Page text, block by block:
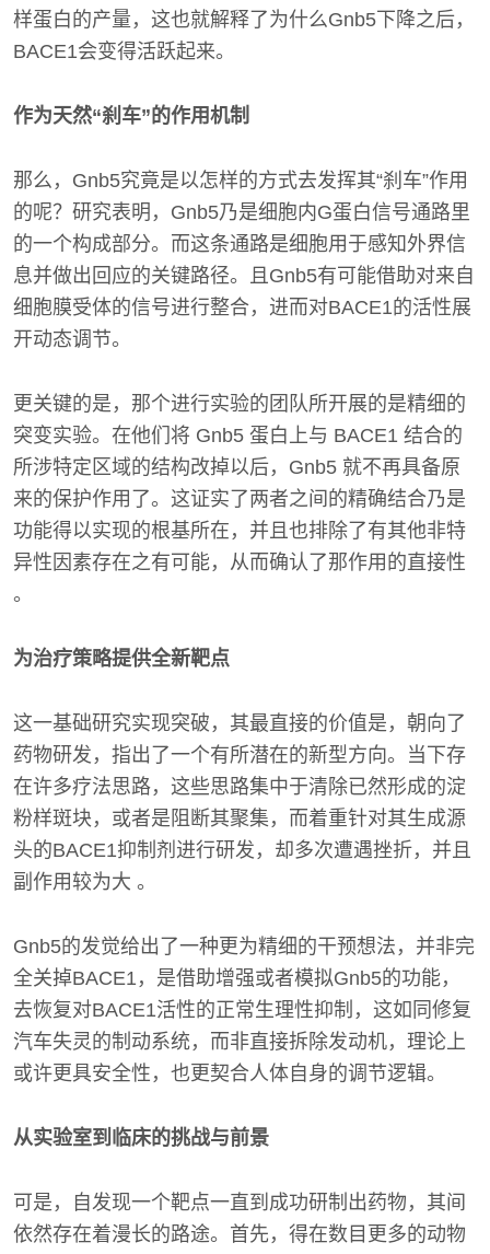
样蛋白的产量，这也就解释了为什么Gnb5下降之后，
BACE1会变得活跃起来。
作为天然“刹车”的作用机制
那么，Gnb5究竟是以怎样的方式去发挥其“刹车”作用
的呢？研究表明，Gnb5乃是细胞内G蛋白信号通路里
的一个构成部分。而这条通路是细胞用于感知外界信
息并做出回应的关键路径。且Gnb5有可能借助对来自
细胞膜受体的信号进行整合，进而对BACE1的活性展
开动态调节。
更关键的是，那个进行实验的团队所开展的是精细的
突变实验。在他们将 Gnb5 蛋白上与 BACE1 结合的
所涉特定区域的结构改掉以后，Gnb5 就不再具备原
来的保护作用了。这证实了两者之间的精确结合乃是
功能得以实现的根基所在，并且也排除了有其他非特
异性因素存在之有可能，从而确认了那作用的直接性
。
为治疗策略提供全新靶点
这一基础研究实现突破，其最直接的价值是，朝向了
药物研发，指出了一个有所潜在的新型方向。当下存
在许多疗法思路，这些思路集中于清除已然形成的淀
粉样斑块，或者是阻断其聚集，而着重针对其生成源
头的BACE1抑制剂进行研发，却多次遭遇挫折，并且
副作用较为大 。
Gnb5的发觉给出了一种更为精细的干预想法，并非完
全关掉BACE1，是借助增强或者模拟Gnb5的功能，
去恢复对BACE1活性的正常生理性抑制，这如同修复
汽车失灵的制动系统，而非直接拆除发动机，理论上
或许更具安全性，也更契合人体自身的调节逻辑。
从实验室到临床的挑战与前景
可是，自发现一个靶点一直到成功研制出药物，其间
依然存在着漫长的路途。首先，得在数目更多的动物